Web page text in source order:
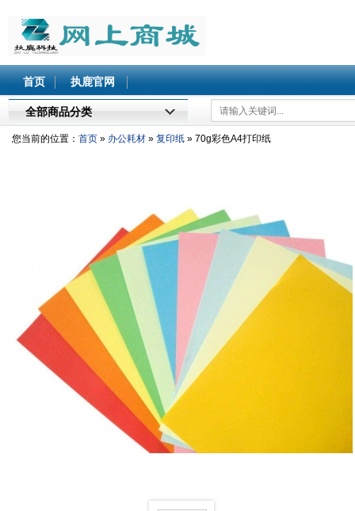
北执鹿网上商城
首页 执鹿官网
全部商品分类
您当前的位置： 首页 » 办公耗材 » 复印纸 » 70g彩色A4打印纸